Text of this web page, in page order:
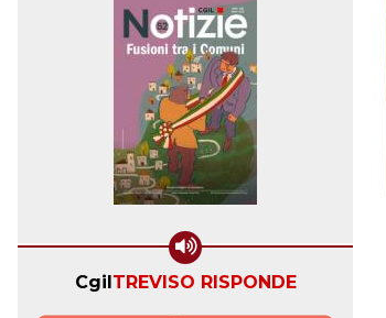
CgilTREVISO RISPONDE